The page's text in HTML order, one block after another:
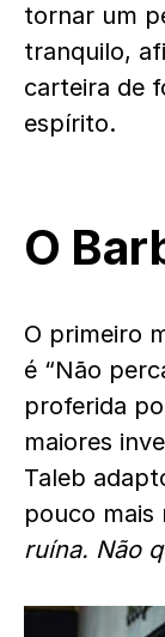
tornar um
tranquilo,
carteira de
espírito.
O
O primeiro
é “Não
proferida
maiores
Taleb
pouco mais
ruína. Não